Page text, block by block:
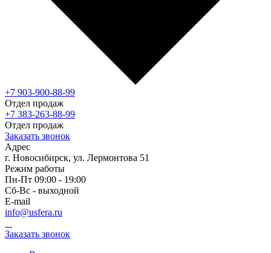
+7 903-900-88-99
Отдел продаж
+7 383-263-88-99
Отдел продаж
Заказать звонок
Адрес
г. Новосибирск, ул. Лермонтова 51
Режим работы
Пн-Пт 09:00 - 19:00
Сб-Вс - выходной
E-mail
info@usfera.ru
Заказать звонок